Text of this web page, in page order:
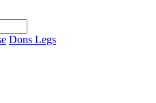
Dons Legs